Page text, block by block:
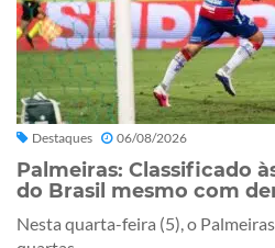
Destaques 06/08/2026
Palmeiras: Classificado
do Brasil mesmo com
Nesta quarta-feira (5), o